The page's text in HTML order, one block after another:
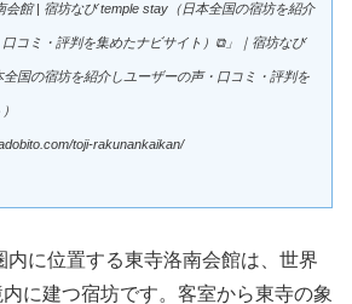
会館 | 宿坊なび temple stay（日本全国の宿坊を紹介
口コミ・評判を集めたナビサイト）⧉」｜宿坊なび
国の宿坊を紹介しユーザーの声・口コミ・評判を
toji-rakunankaikan/
内に位置する東寺洛南会館は、世界
に建つ宿坊です。客室から東寺の象